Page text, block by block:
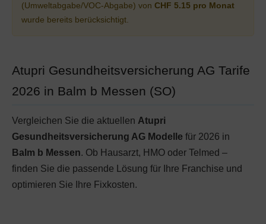
(Umweltabgabe/VOC-Abgabe) von CHF 5.15 pro Monat
wurde bereits berücksichtigt.
Atupri Gesundheitsversicherung AG Tarife
2026 in Balm b Messen (SO)
Vergleichen Sie die aktuellen Atupri
Gesundheitsversicherung AG Modelle für 2026 in
Balm b Messen. Ob Hausarzt, HMO oder Telmed –
finden Sie die passende Lösung für Ihre Franchise und
optimieren Sie Ihre Fixkosten.